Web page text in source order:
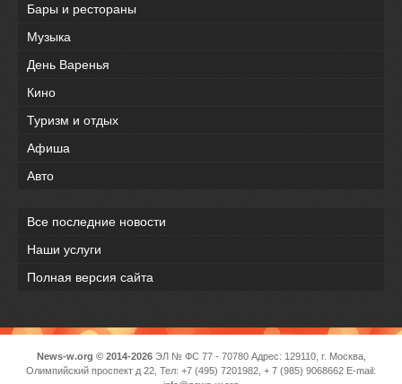
Бары и рестораны
Музыка
День Варенья
Кино
Туризм и отдых
Афиша
Авто
Все последние новости
Наши услуги
Полная версия сайта
News-w.org © 2014-2026ЭЛ № ФС 77 - 70780 Адрес: 129110, г. Москва,
Олимпийский проспект д 22, Тел: +7 (495) 7201982, + 7 (985) 9068662 E-mail: